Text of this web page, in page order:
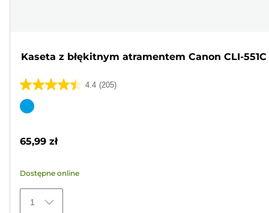
Kaseta z błękitnym atramentem Canon CLI-551C
4.4 (205)
4.4
na
205
Wkład
65,99 zł
Dostępne online
1